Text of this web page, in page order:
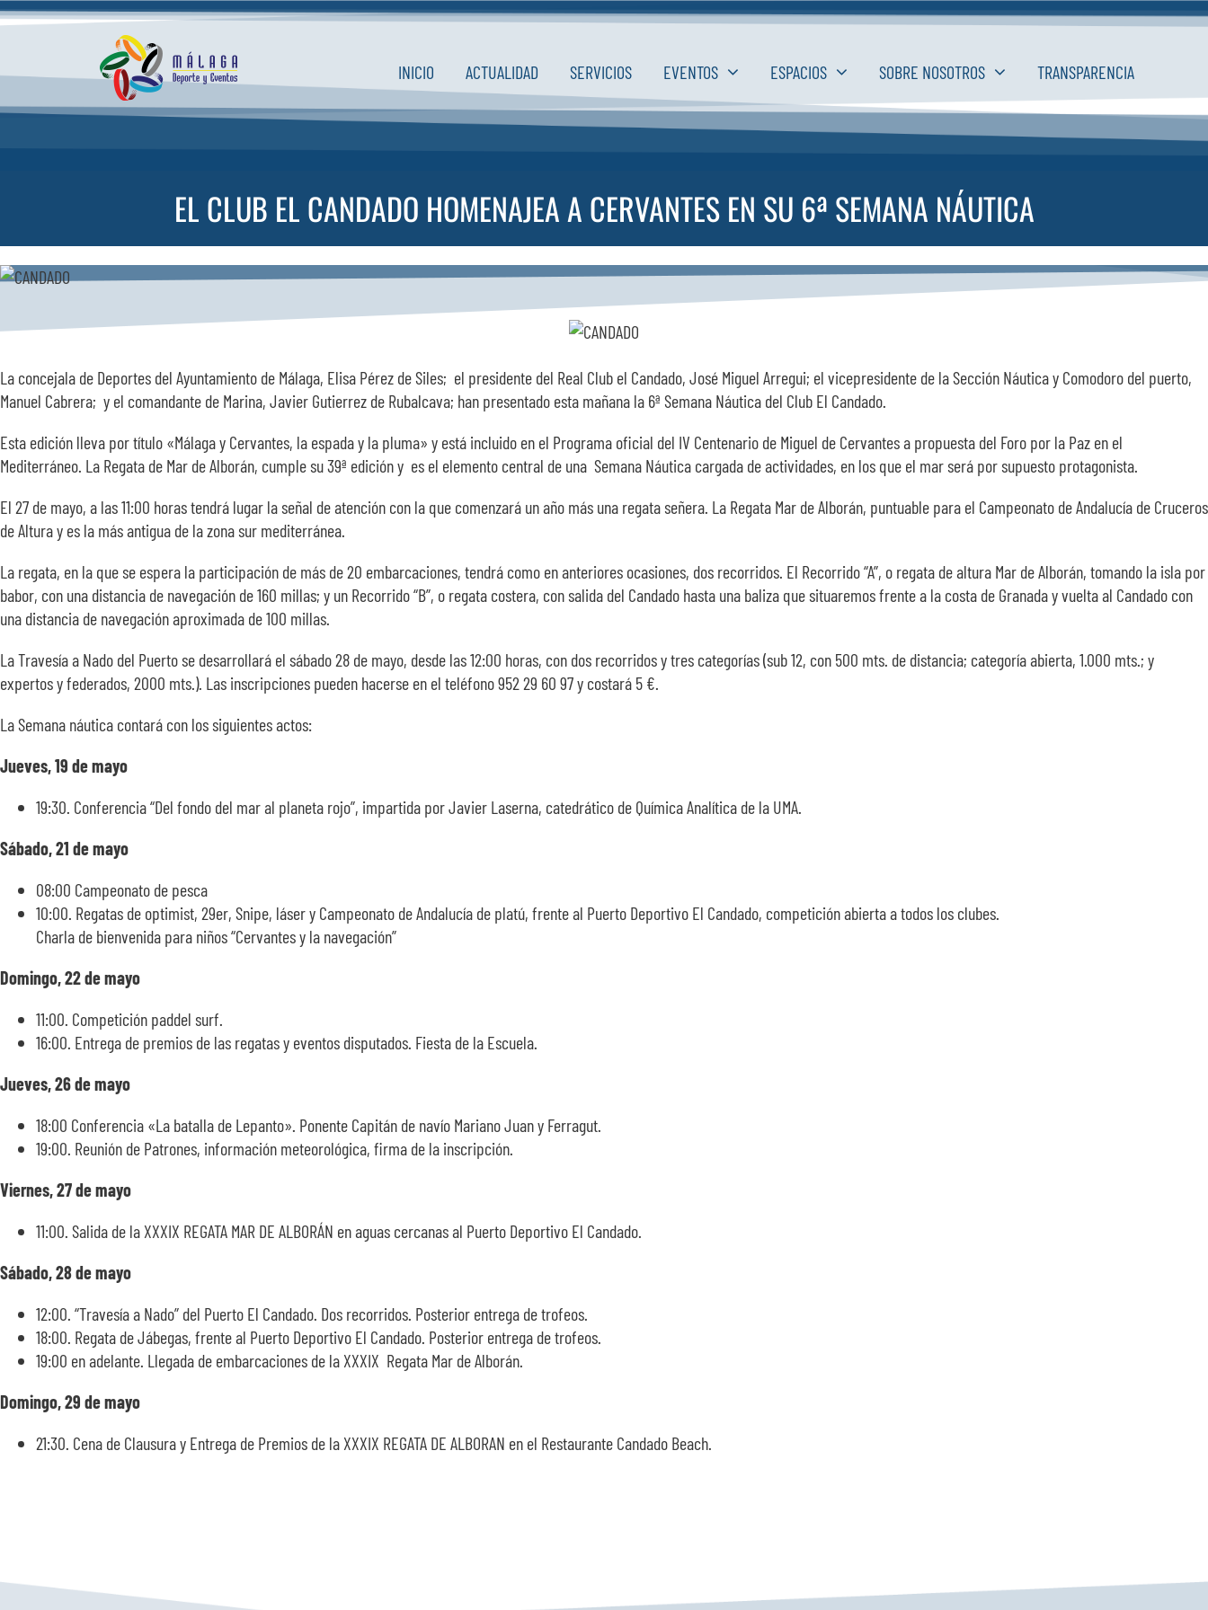
Saltar
INICIO ACTUALIDAD SERVICIOS EVENTOS ESPACIOS SOBRE NOSOTROS TRANSPARENCIA
EL CLUB EL CANDADO HOMENAJEA A CERVANTES EN SU 6ª SEMANA NÁUTICA
La concejala de Deportes del Ayuntamiento de Málaga, Elisa Pérez de Siles; el presidente del Real Club el Candado, José Miguel Arregui; el vicepresidente de la Sección Náutica y Comodoro del puerto,
Manuel Cabrera; y el comandante de Marina, Javier Gutierrez de Rubalcava; han presentado esta mañana la 6ª Semana Náutica del Club El Candado.
Esta edición lleva por título «Málaga y Cervantes, la espada y la pluma» y está incluido en el Programa oficial del IV Centenario de Miguel de Cervantes a propuesta del Foro por la Paz en el
Mediterráneo. La Regata de Mar de Alborán, cumple su 39ª edición y es el elemento central de una Semana Náutica cargada de actividades, en los que el mar será por supuesto protagonista.
El 27 de mayo, a las 11:00 horas tendrá lugar la señal de atención con la que comenzará un año más una regata señera. La Regata Mar de Alborán, puntuable para el Campeonato de Andalucía de Cruceros
de Altura y es la más antigua de la zona sur mediterránea.
La regata, en la que se espera la participación de más de 20 embarcaciones, tendrá como en anteriores ocasiones, dos recorridos. El Recorrido “A”, o regata de altura Mar de Alborán, tomando la isla por
babor, con una distancia de navegación de 160 millas; y un Recorrido “B”, o regata costera, con salida del Candado hasta una baliza que situaremos frente a la costa de Granada y vuelta al Candado con
una distancia de navegación aproximada de 100 millas.
La Travesía a Nado del Puerto se desarrollará el sábado 28 de mayo, desde las 12:00 horas, con dos recorridos y tres categorías (sub 12, con 500 mts. de distancia; categoría abierta, 1.000 mts.; y
expertos y federados, 2000 mts.). Las inscripciones pueden hacerse en el teléfono 952 29 60 97 y costará 5 €.
La Semana náutica contará con los siguientes actos:
Jueves, 19 de mayo
19:30. Conferencia “Del fondo del mar al planeta rojo”, impartida por Javier Laserna, catedrático de Química Analítica de la UMA.
Sábado, 21 de mayo
08:00 Campeonato de pesca
10:00. Regatas de optimist, 29er, Snipe, láser y Campeonato de Andalucía de platú, frente al Puerto Deportivo El Candado, competición abierta a todos los clubes.
Charla de bienvenida para niños “Cervantes y la navegación”
Domingo, 22 de mayo
11:00. Competición paddel surf.
16:00. Entrega de premios de las regatas y eventos disputados. Fiesta de la Escuela.
Jueves, 26 de mayo
18:00 Conferencia «La batalla de Lepanto». Ponente Capitán de navío Mariano Juan y Ferragut.
19:00. Reunión de Patrones, información meteorológica, firma de la inscripción.
Viernes, 27 de mayo
11:00. Salida de la XXXIX REGATA MAR DE ALBORÁN en aguas cercanas al Puerto Deportivo El Candado.
Sábado, 28 de mayo
12:00. “Travesía a Nado” del Puerto El Candado. Dos recorridos. Posterior entrega de trofeos.
18:00. Regata de Jábegas, frente al Puerto Deportivo El Candado. Posterior entrega de trofeos.
19:00 en adelante. Llegada de embarcaciones de la XXXIX Regata Mar de Alborán.
Domingo, 29 de mayo
21:30. Cena de Clausura y Entrega de Premios de la XXXIX REGATA DE ALBORAN en el Restaurante Candado Beach.